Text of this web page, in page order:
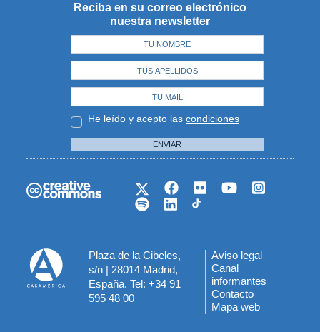
Reciba en su correo electrónico
nuestra newsletter
He leído y acepto las condiciones
ENVIAR
Plaza de la Cibeles,
s/n | 28014 Madrid,
España. Tel: +34 91
595 48 00
Menú
del
pie
Aviso legal
Canal
informantes
Contacto
Mapa web